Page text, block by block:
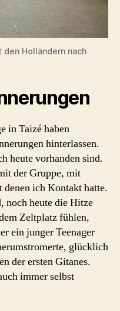
den Holländern nach
in Taizé haben
hinterlassen.
heute vorhanden sind.
der Gruppe, mit
ich Kontakt hatte.
noch heute die Hitze
Zeltplatz fühlen,
ein junger Teenager
glücklich
der ersten Gitanes.
immer selbst